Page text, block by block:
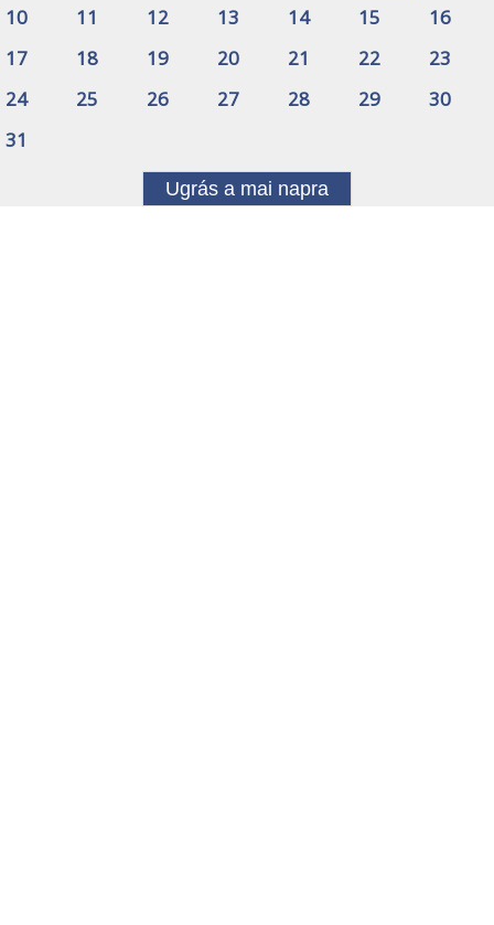
10
11 12 13 14 15
16
17
18 19 20 21 22
23
24
25 26 27 28 29
30
31
Ugrás a mai napra